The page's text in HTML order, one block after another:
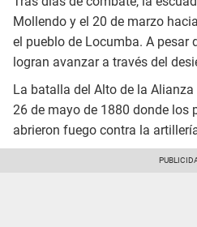
Mollendo y el 20 de marzo
el pueblo de Locumba. A pesar
logran avanzar a través del
La batalla del Alto de la
26 de mayo de 1880 donde los
abrieron fuego contra la